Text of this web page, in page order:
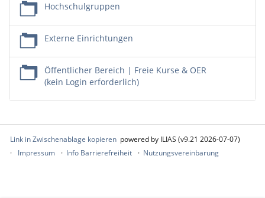
Hochschulgruppen
Externe Einrichtungen
Öffentlicher Bereich | Freie Kurse & OER
(kein Login erforderlich)
Link in Zwischenablage kopieren powered by ILIAS (v9.21 2026-07-07)
Impressum
Info Barrierefreiheit Nutzungsvereinbarung